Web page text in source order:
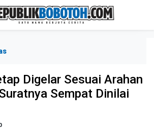
Digelar Sesuai Arahan
Sempat Dinilai